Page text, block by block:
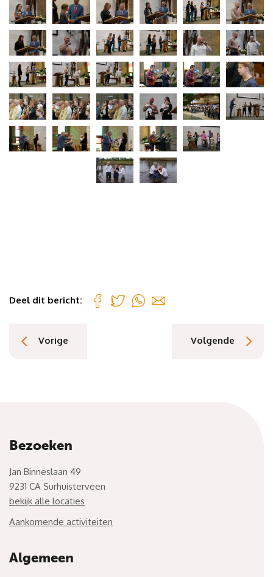
Deel dit bericht:
Vorige Volgende
Bezoeken
Jan Binneslaan 49
9231 CA Surhuisterveen
bekijk alle locaties
Aankomende activiteiten
Algemeen